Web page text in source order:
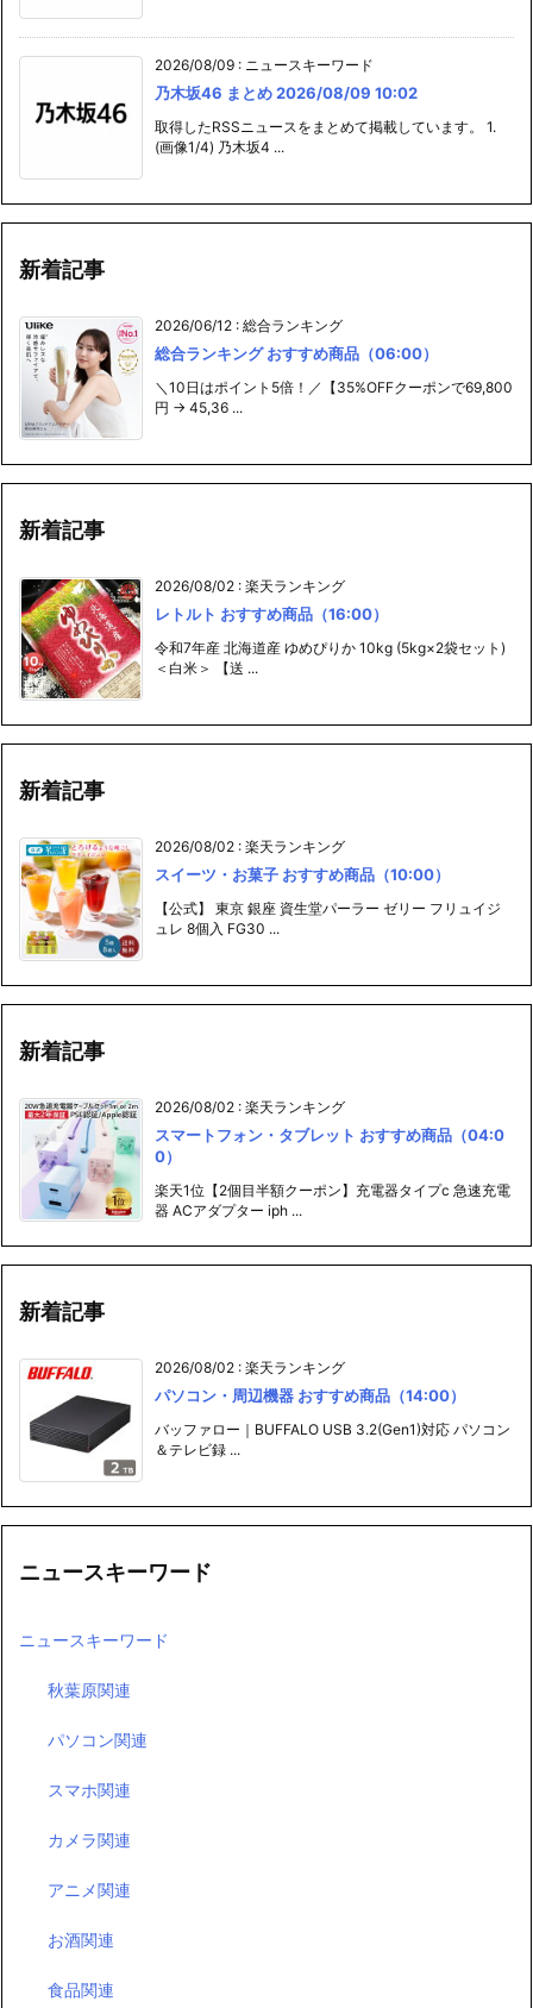
2026/08/09 : ニュースキーワード
乃木坂46 まとめ 2026/08/09 10:02
取得したRSSニュースをまとめて掲載しています。 1.
(画像1/4) 乃木坂4 ...
新着記事
2026/06/12 : 総合ランキング
総合ランキング おすすめ商品（06:00）
＼10日はポイント5倍！／【35%OFFクーポンで69,800
円 → 45,36 ...
新着記事
2026/08/02 : 楽天ランキング
レトルト おすすめ商品（16:00）
令和7年産 北海道産 ゆめぴりか 10kg (5kg×2袋セット)
＜白米＞ 【送 ...
新着記事
2026/08/02 : 楽天ランキング
スイーツ・お菓子 おすすめ商品（10:00）
【公式】 東京 銀座 資生堂パーラー ゼリー フリュイジ
ュレ 8個入 FG30 ...
新着記事
2026/08/02 : 楽天ランキング
スマートフォン・タブレット おすすめ商品（04:0
0）
楽天1位【2個目半額クーポン】充電器タイプc 急速充電
器 ACアダプター iph ...
新着記事
2026/08/02 : 楽天ランキング
パソコン・周辺機器 おすすめ商品（14:00）
バッファロー｜BUFFALO USB 3.2(Gen1)対応 パソコン
＆テレビ録 ...
ニュースキーワード
ニュースキーワード
秋葉原関連
パソコン関連
スマホ関連
カメラ関連
アニメ関連
お酒関連
食品関連